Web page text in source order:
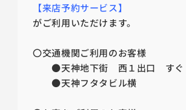
【来店予約サービス】
がご利用いただけます。
〇交通機関ご利用のお客様
●天神地下街 西１出口 すぐ
●天神フタタビル横